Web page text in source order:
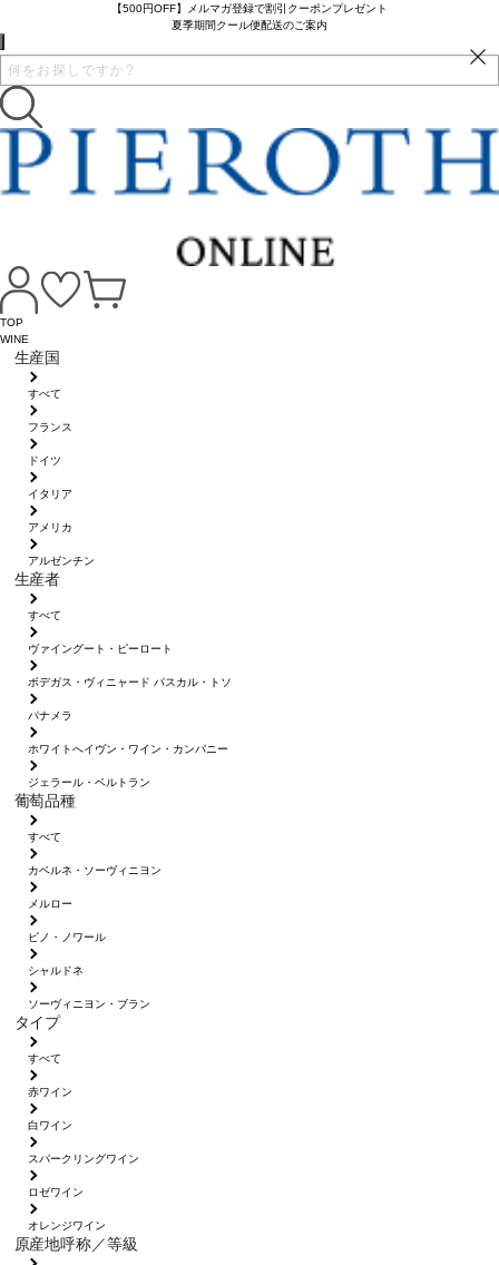
【500円OFF】メルマガ登録で割引クーポンプレゼント
夏季期間クール便配送のご案内
TOP
WINE
生産国
すべて
フランス
ドイツ
イタリア
アメリカ
アルゼンチン
生産者
すべて
ヴァイングート・ピーロート
ボデガス・ヴィニャード パスカル・トソ
パナメラ
ホワイトへイヴン・ワイン・カンパニー
ジェラール・ベルトラン
葡萄品種
すべて
カベルネ・ソーヴィニヨン
メルロー
ピノ・ノワール
シャルドネ
ソーヴィニヨン・ブラン
タイプ
すべて
赤ワイン
白ワイン
スパークリングワイン
ロゼワイン
オレンジワイン
原産地呼称／等級